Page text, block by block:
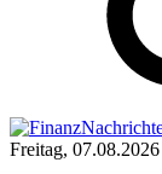
Freitag, 07.08.2026